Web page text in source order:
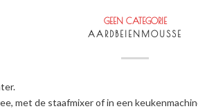
GEEN CATEGORIE
AARDBEIENMOUSSE
met de staafmixer of in een